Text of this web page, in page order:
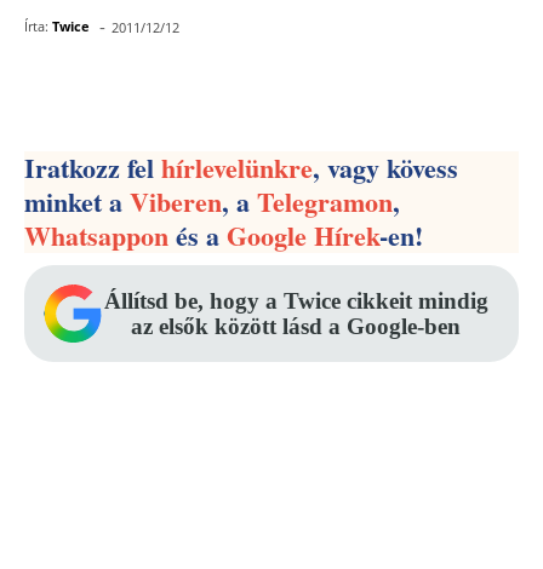
Írta: Twice - 2011/12/12
Iratkozz felhírlevelünkre, vagy kövess
minket aViberen, aTelegramon,
Whatsapponés aGoogle Hírek-en!
Állítsd be, hogy a Twice cikkeit mindig
az elsők között lásd a Google-ben